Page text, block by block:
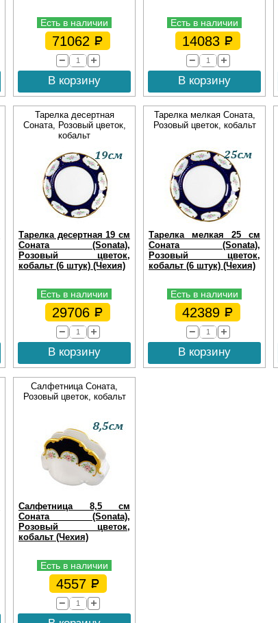
Есть в наличии
71062
В корзину
Есть в наличии
14083
В корзину
Тарелка десертная
Соната, Розовый цветок,
кобальт
Тарелка десертная 19 см
Соната (Sonata),
Розовый цветок,
кобальт (6 штук) (Чехия)
Есть в наличии
29706
В корзину
Тарелка мелкая Соната,
Розовый цветок, кобальт
Тарелка мелкая 25 см
Соната (Sonata),
Розовый цветок,
кобальт (6 штук) (Чехия)
Есть в наличии
42389
В корзину
Салфетница Соната,
Розовый цветок, кобальт
Салфетница 8,5 см
Соната (Sonata),
Розовый цветок,
кобальт (Чехия)
Есть в наличии
4557